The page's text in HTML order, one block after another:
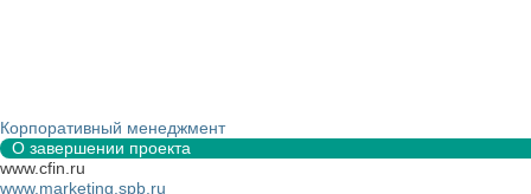
Корпоративный менеджмент
О завершении проекта
www.cfin.ru
www.marketing.spb.ru